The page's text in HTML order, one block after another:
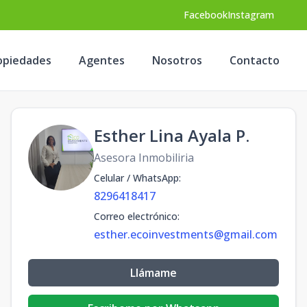
FacebookInstagram
Agentes Nosotros Contacto
Esther Lina Ayala P.
Asesora Inmobiliria
Celular / WhatsApp:
8296418417
Correo electrónico:
esther.ecoinvestments@gmail.com
Llámame